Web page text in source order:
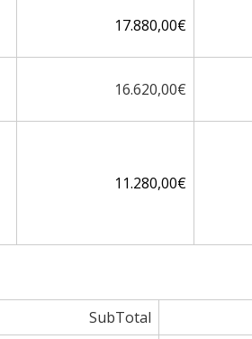
17.880,00€
16.620,00€
11.280,00€
SubTotal